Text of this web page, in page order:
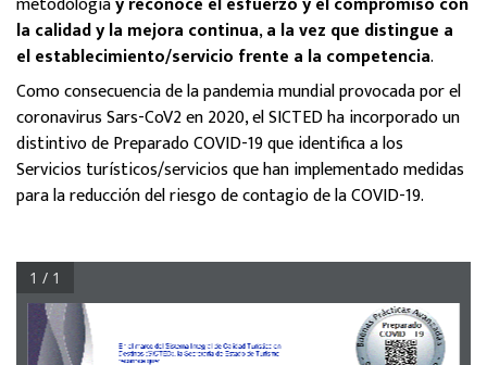
la calidad y la mejora continua,a la vez que distingue a
el establecimiento/servicio frente a la competencia.
Como consecuencia de la pandemia mundial provocada por el
coronavirus Sars-CoV2 en 2020, el SICTED ha incorporado un
distintivo de Preparado COVID-19 que identifica a los
Servicios turísticos/servicios que han implementado medidas
para la reducción del riesgo de contagio de la COVID-19.
(QHOPDUFRGHO6LVWHPD,QWHJUDOGH&DOLGDG7XUtVWLFDHQ
'HVWLQRV6,&7('OD6HFUHWDUtDGH(VWDGRGH7XULVPR
reconoce que:
1 / 1